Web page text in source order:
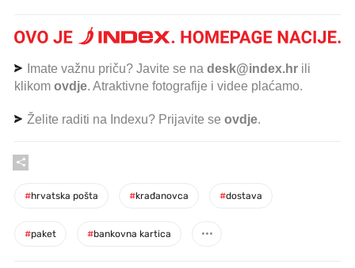
Imate važnu priču? Javite se na desk@index.hr ili
klikom ovdje. Atraktivne fotografije i videe plaćamo.
Želite raditi na Indexu? Prijavite se ovdje.
#hrvatska pošta #krađanovca #dostava
#paket #bankovna kartica